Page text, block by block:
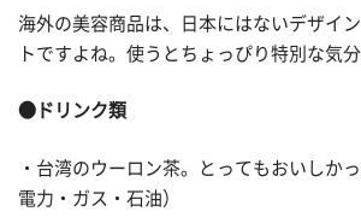
海外の美容商品は、日本にはないデザイ
トですよね。使うとちょっぴり特別な気分
●ドリンク類
・台湾のウーロン茶。とってもおいしか
電力・ガス・石油）